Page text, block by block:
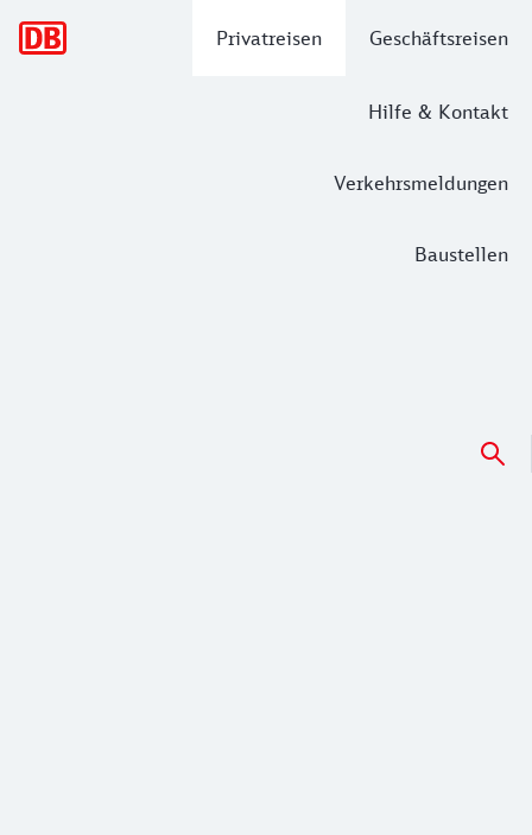
Privatreisen Geschäftsreisen
Hilfe & Kontakt
Verkehrsmeldungen
Baustellen